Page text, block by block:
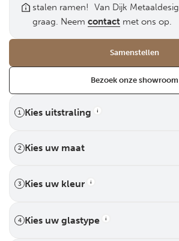
stalen ramen! Van Dijk
graag. Neem contact met ons op.
Samenstellen
Bezoek onze showroom
1 Kies uitstraling
2 Kies uw maat
3 Kies uw kleur
4 Kies uw glastype